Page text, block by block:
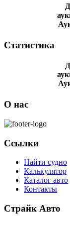
Статистика
О нас
Ссылки
Найти судно
Калькулятор
Каталог авто
Контакты
Страйк Авто